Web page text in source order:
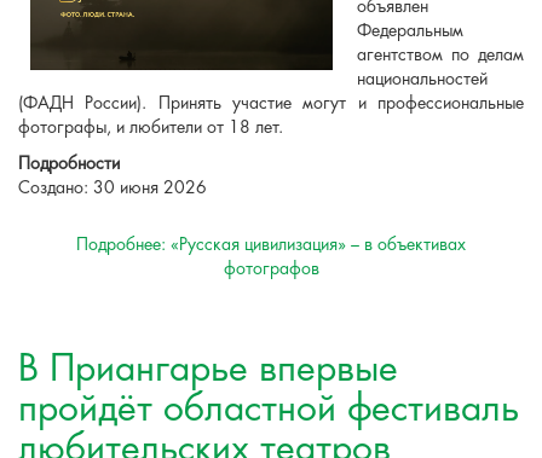
объявлен
Федеральным
агентством по делам
национальностей
(ФАДН России). Принять участие могут и профессиональные
фотографы, и любители от 18 лет.
Подробности
Создано: 30 июня 2026
Подробнее: «Русская цивилизация» – в объективах
фотографов
В Приангарье впервые
пройдёт областной фестиваль
любительских театров